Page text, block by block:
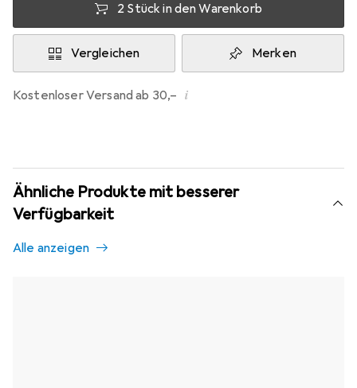
2 Stück in den Warenkorb
Vergleichen Merken
Kostenloser Versand ab 30,– i
Ähnliche Produkte mit besserer
Verfügbarkeit
Alle anzeigen